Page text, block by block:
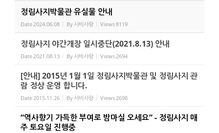
정림사지박물관 유실물 안내
Date2024.06.08 By사비사랑 Views8119
정림사지 야간개장 일시중단(2021.8.13) 안내
Date2021.08.13 By사비사랑 Views2694
[안내] 2015년 1월 1일 정림사지박물관 및 정림사지 관
람 정상 운영 합니다.
Date2015.11.26 By사비사랑 Views2698
“역사향기 가득한 부여로 밤마실 오세요” - 정림사지 매
주 토요일 진행중